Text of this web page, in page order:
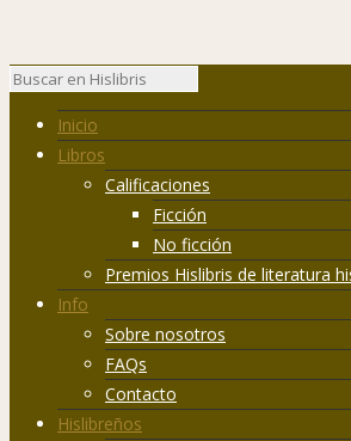
Inicio
Libros
Calificaciones
Ficción
No ficción
Premios Hislibris de literatura
Info
Sobre nosotros
FAQs
Contacto
Hislibreños